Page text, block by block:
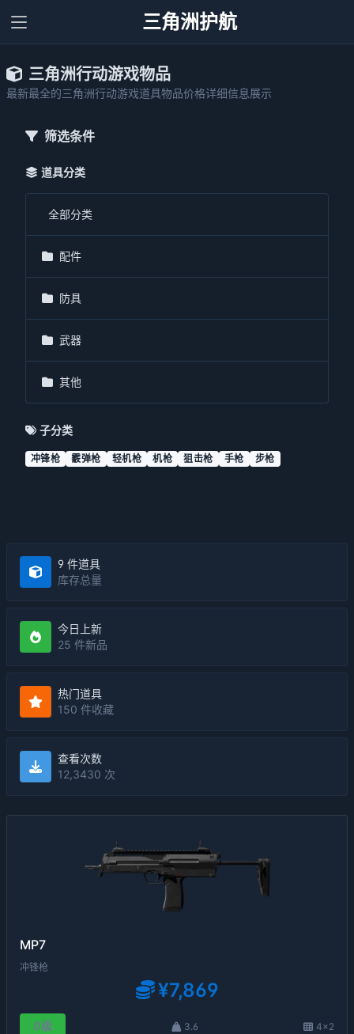
三角洲护航
三角洲行动游戏物品
最新最全的三角洲行动游戏道具物品价格详细信息展示
筛选条件
道具分类
全部分类
配件
防具
武器
其他
子分类
冲锋枪 霰弹枪 轻机枪 机枪 狙击枪 手枪 步枪
9 件道具
库存总量
今日上新
25 件新品
热门道具
150 件收藏
查看次数
12,3430 次
MP7
冲锋枪
¥7,869
0级 3.6 4×2